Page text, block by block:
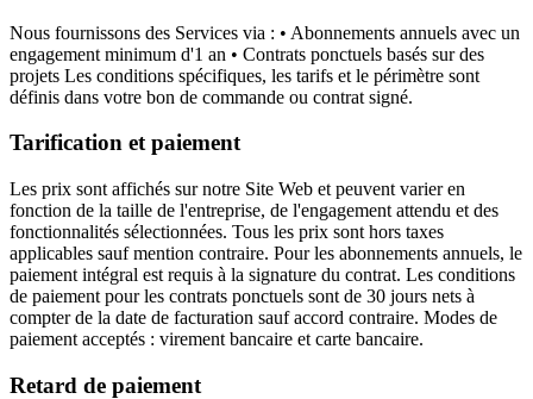
Nous fournissons des Services via : • Abonnements annuels avec un
engagement minimum d'1 an • Contrats ponctuels basés sur des
projets Les conditions spécifiques, les tarifs et le périmètre sont
définis dans votre bon de commande ou contrat signé.
Tarification et paiement
Les prix sont affichés sur notre Site Web et peuvent varier en
fonction de la taille de l'entreprise, de l'engagement attendu et des
fonctionnalités sélectionnées. Tous les prix sont hors taxes
applicables sauf mention contraire. Pour les abonnements annuels, le
paiement intégral est requis à la signature du contrat. Les conditions
de paiement pour les contrats ponctuels sont de 30 jours nets à
compter de la date de facturation sauf accord contraire. Modes de
paiement acceptés : virement bancaire et carte bancaire.
Retard de paiement